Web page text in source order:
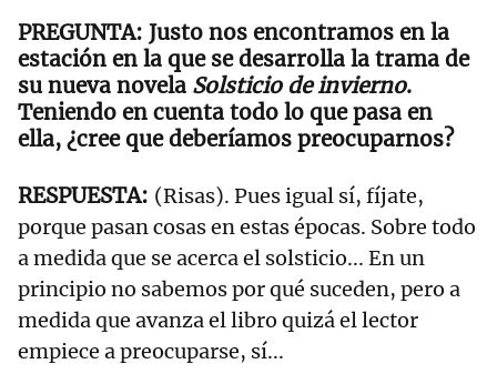
Justo nos encontramos en la
estación en la que se desarrolla la trama de
su nueva novela Solsticio de invierno.
Teniendo en cuenta todo lo que pasa en
ella, ¿cree que deberíamos preocuparnos?
(Risas). Pues igual sí, fíjate,
porque pasan cosas en estas épocas. Sobre todo
a medida que se acerca el solsticio... En un
principio no sabemos por qué suceden, pero a
medida que avanza el libro quizá el lector
empiece a preocuparse, sí...